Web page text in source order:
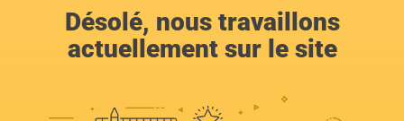
Désolé, nous travaillons
actuellement sur le site